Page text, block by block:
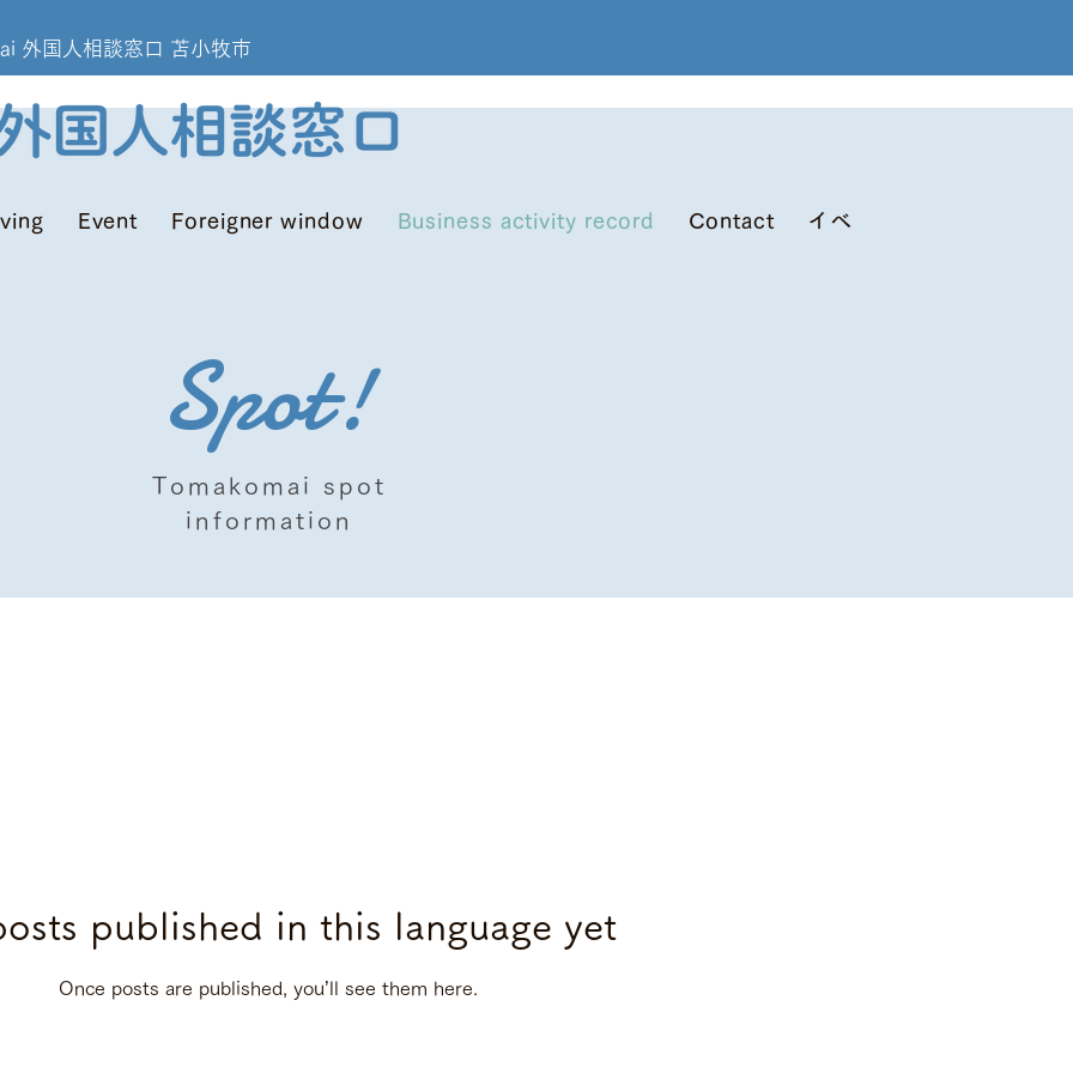
外国人相談窓口 苫小牧市
Event Foreigner window Business activity record Contact イベント情報 (All)
Spot!
Tomakomai spot
information
published in this language yet
Once posts are published, you’ll see them here.